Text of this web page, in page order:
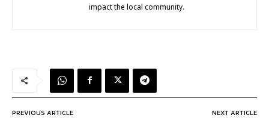
impact the local community.
PREVIOUS ARTICLE NEXT ARTICLE